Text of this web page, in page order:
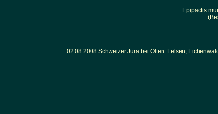
Epipactis
02.08.2008 Schweizer Jura bei Olten: Felsen,